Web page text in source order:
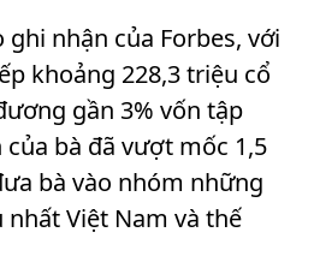
ghi nhận của Forbes, với
khoảng 228,3 triệu cổ
gần 3% vốn tập
bà đã vượt mốc 1,5
bà vào nhóm những
Việt Nam và thế